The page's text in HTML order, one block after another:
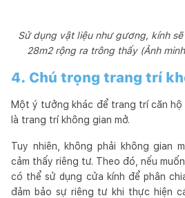
Sử dụng vật liệu như gương, kính
28m2 rộng ra trông thấy (Ảnh
4. Chú trọng trang trí
Một ý tưởng khác để trang trí căn hộ
là trang trí không gian mở.
Tuy nhiên, không phải không gian
cảm thấy riêng tư. Theo đó, nếu
có thể sử dụng cửa kính để phân
đảm bảo sự riêng tư khi thực hiện